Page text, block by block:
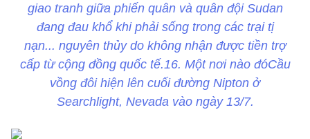
giao tranh giữa phiến quân và quân đội Sudan
đang đau khổ khi phải sống trong các trại tị
nạn... nguyên thủy do không nhận được tiền trợ
cấp từ cộng đồng quốc tế.16. Một nơi nào đóCầu
vồng đôi hiện lên cuối đường Nipton ở
Searchlight, Nevada vào ngày 13/7.